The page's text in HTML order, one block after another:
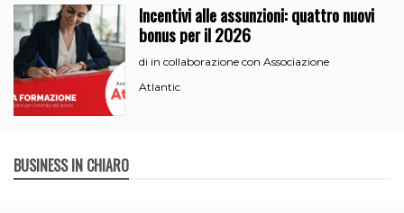
Incentivi alle assunzioni: quattro nuovi
bonus per il 2026
di in collaborazione con Associazione
Atlantic
BUSINESS IN CHIARO